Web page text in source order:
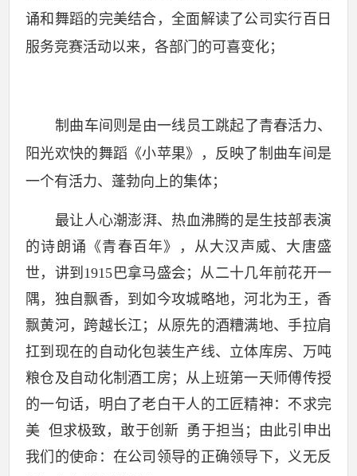
诵和舞蹈的完美结合，全面解读了公司实行百日
服务竞赛活动以来，各部门的可喜变化；
制曲车间则是由一线员工跳起了青春活力、
阳光欢快的舞蹈《小苹果》，反映了制曲车间是
一个有活力、蓬勃向上的集体；
最让人心潮澎湃、热血沸腾的是生技部表演
的诗朗诵《青春百年》，从大汉声威、大唐盛
世，讲到 1915巴拿马盛会；从二十几年前花开一
隅，独自飘香，到如今攻城略地，河北为王，香
飘黄河，跨越长江；从原先的酒糟满地、手拉肩
扛到现在的自动化包装生产线、立体库房、万吨
粮仓及自动化制酒工房；从上班第一天师傅传授
的一句话，明白了老白干人的工匠精神：不求完
美 但求极致，敢于创新 勇于担当；由此引申出
我们的使命：在公司领导的正确领导下，义无反